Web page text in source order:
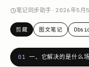
笔记同步助手 · 2026年5月
剪藏 图文笔记
01 一、它解决的是什么